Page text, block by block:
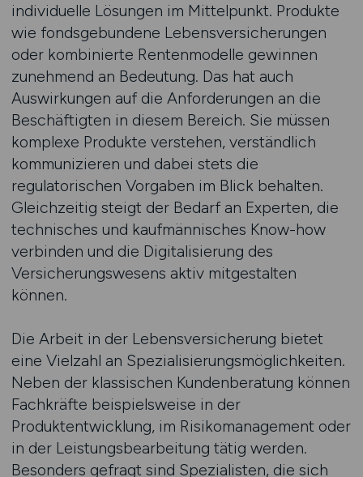
individuelle Lösungen im Mittelpunkt. Produkte
wie fondsgebundene Lebensversicherungen
oder kombinierte Rentenmodelle gewinnen
zunehmend an Bedeutung. Das hat auch
Auswirkungen auf die Anforderungen an die
Beschäftigten in diesem Bereich. Sie müssen
komplexe Produkte verstehen, verständlich
kommunizieren und dabei stets die
regulatorischen Vorgaben im Blick behalten.
Gleichzeitig steigt der Bedarf an Experten, die
technisches und kaufmännisches Know-how
verbinden und die Digitalisierung des
Versicherungswesens aktiv mitgestalten
können.
Die Arbeit in der Lebensversicherung bietet
eine Vielzahl an Spezialisierungsmöglichkeiten.
Neben der klassischen Kundenberatung können
Fachkräfte beispielsweise in der
Produktentwicklung, im Risikomanagement oder
in der Leistungsbearbeitung tätig werden.
Besonders gefragt sind Spezialisten, die sich